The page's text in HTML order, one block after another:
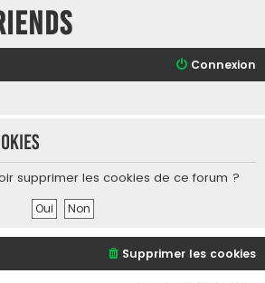
Connexion
supprimer les cookies de ce forum ?
Supprimer les cookies